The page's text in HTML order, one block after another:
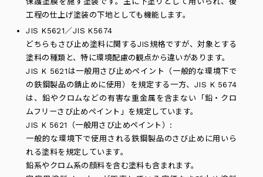
工程の仕上げ塗装の下地としても機能します。
JIS K5621／JIS K5674
どちらもさび止め塗料に関するJIS規格ですが、対象とする
塗料の種類と、特に環境配慮の観点から違いがあります。
JIS K 5621は一般用さび止めペイント（一般的な環境下で
の鉄鋼製品の錆止めに使用）を規定する一方、JIS K 5674
は、鉛やクロムなどの有害な重金属を含まない「鉛・クロ
ムフリーさび止めペイント」を規定しています。
JIS K 5621（一般用さび止めペイント）:
一般的な環境下で使用される鉄鋼製品のさび止めに用いら
れる塗料を規定しています。
鉛系やクロム系の顔料を含む塗料も含まれます。